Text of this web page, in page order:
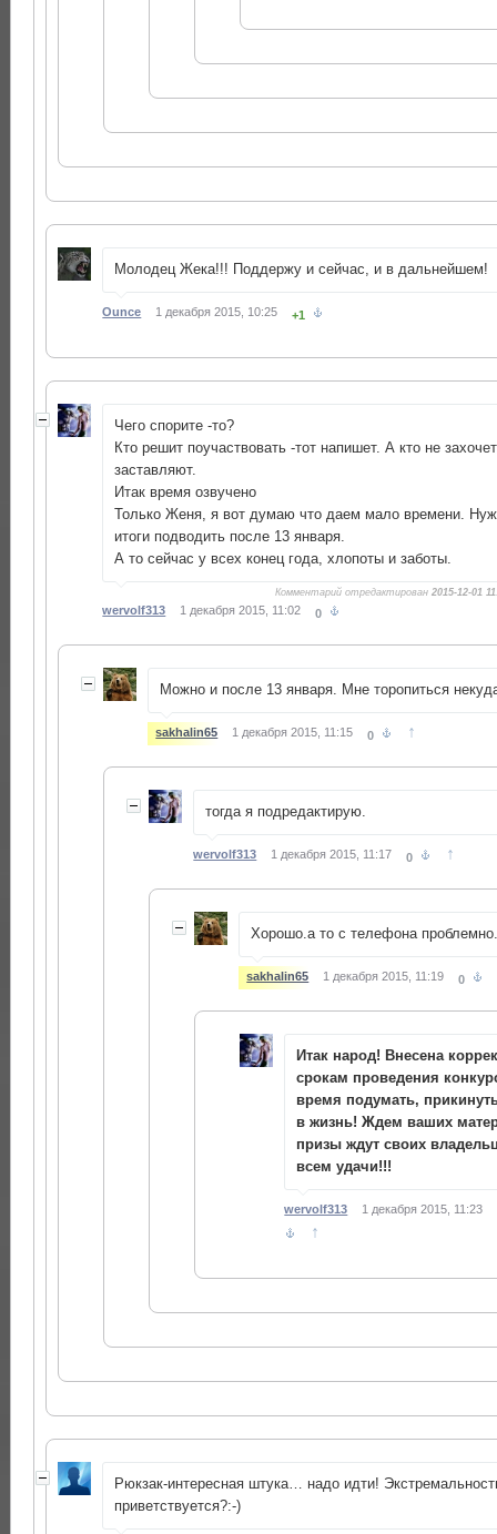
Молодец Жека!!! Поддержу и сейчас, и в дальнейшем!
Ounce 1 декабря 2015, 10:25 +1
Чего спорите -то?
Кто решит поучаствовать -тот напишет. А кто не
заставляют.
Итак время озвучено
Только Женя, я вот думаю что даем мало времени.
итоги подводить после 13 января.
А то сейчас у всех конец года, хлопоты и заботы.
Комментарий отредактирован2015-12-01
wervolf313 1 декабря 2015, 11:02 0
Можно и после 13 января. Мне торопиться
sakhalin65 1 декабря 2015, 11:15 0 ↑
тогда я подредактирую.
wervolf313 1 декабря 2015, 11:17 0 ↑
Хорошо.а то с телефона
sakhalin65 1 декабря 2015, 11:19 0
Итак народ! Внесена
срокам проведения
время подумать,
в жизнь! Ждем ваших
призы ждут своих
всем удачи!!!
wervolf313 1 декабря 2015, 11:23
↑
Рюкзак-интересная штука… надо идти!
приветствуется?:-)